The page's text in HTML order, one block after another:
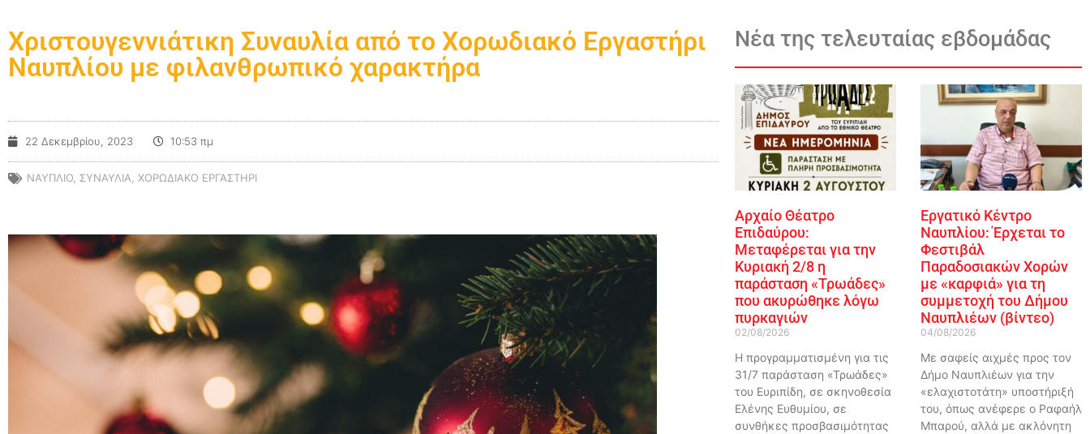
Χριστουγεννιάτικη Συναυλία από το Χορωδιακό Εργαστήρι
Ναυπλίου με φιλανθρωπικό χαρακτήρα
22 Δεκεμβρίου, 2023 10:53 πμ
ΝΑΥΠΛΙΟ ΣΥΝΑΥΛΙΑ ΧΟΡΩΔΙΑΚΟ ΕΡΓΑΣΤΗΡΙ
Νέα της τελευταίας εβδομάδας
Αρχαίο Θέατρο
Επιδαύρου:
Μεταφέρεται για την
Κυριακή 2/8 η
παράσταση «Τρωάδες»
που ακυρώθηκε λόγω
πυρκαγιών
02/08/2026
Η προγραμματισμένη για τις
31/7 παράσταση «Τρωάδες»
του Ευριπίδη, σε σκηνοθεσία
Ελένης Ευθυμίου, σε
συνθήκες προσβασιμότητας
Εργατικό Κέντρο
Ναυπλίου: Έρχεται το
Φεστιβάλ
Παραδοσιακών Χορών
με «καρφιά» για τη
συμμετοχή του Δήμου
Ναυπλιέων (βίντεο)
04/08/2026
Με σαφείς αιχμές προς τον
Δήμο Ναυπλιέων για την
«ελαχιστοτάτη» υποστήριξή
του, όπως ανέφερε ο Ραφαήλ
Μπαρού, αλλά με ακλόνητη